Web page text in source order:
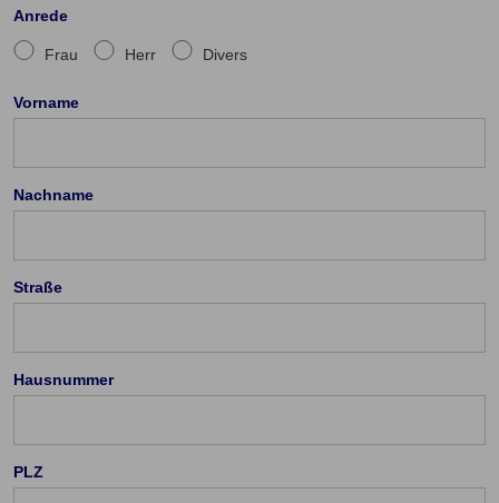
Anrede
Frau Herr Divers
Vorname
Nachname
Straße
Hausnummer
PLZ